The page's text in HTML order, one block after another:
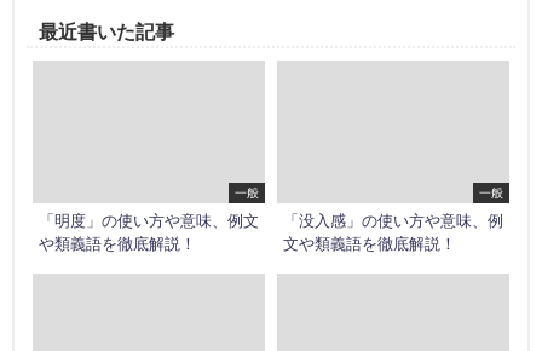
最近書いた記事
一般
「明度」の使い方や意味、例文
や類義語を徹底解説！
一般
「没入感」の使い方や意味、例
文や類義語を徹底解説！